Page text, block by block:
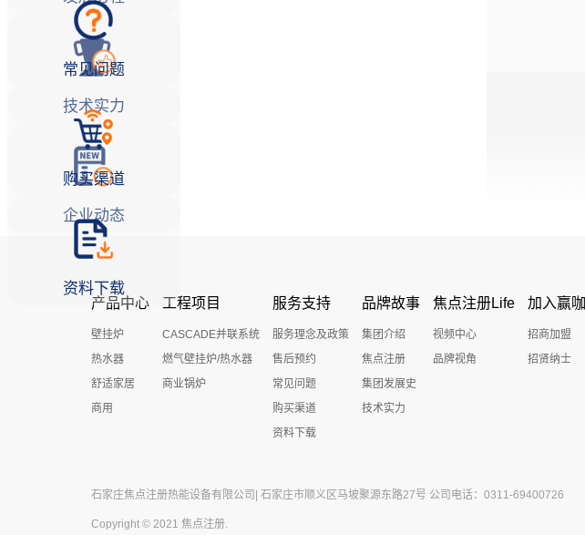
常见问题
购买渠道
资料下载
技术实力
企业动态
产品中心
壁挂炉
热水器
舒适家居
商用
工程项目
CASCADE并联系统
燃气壁挂炉/热水器
商业锅炉
服务支持
服务理念及政策
售后预约
常见问题
购买渠道
资料下载
品牌故事
集团介绍
焦点注册
集团发展史
技术实力
焦点注册Life
视频中心
品牌视角
加入赢
招商加盟
招贤纳士
石家庄焦点注册热能设备有限公司| 石家庄市顺义区马坡聚源东路27号 公司电话：0311-69400726
Copyright © 2021 焦点注册.